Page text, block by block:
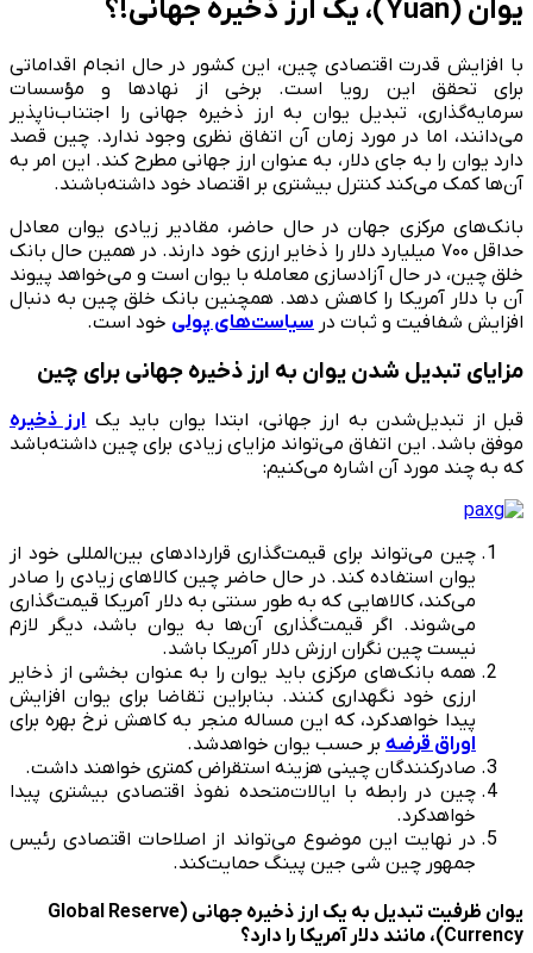
یوان (Yuan) ، یک ارز ذخیره جهانی!؟
با افزایش قدرت اقتصادی چین، این کشور در حال انجام اقداماتی
برای تحقق این رویا است. برخی از نهادها و مؤسسات
سرمایه‌گذاری، تبدیل یوان به ارز ذخیره جهانی را اجتناب‌ناپذیر
می‌دانند، اما در مورد زمان آن اتفاق نظری وجود ندارد. چین قصد
دارد یوان را به جای دلار، به عنوان ارز جهانی مطرح کند. این امر به
آن‌ها کمک می‌کند کنترل بیشتری بر اقتصاد خود داشته‌باشند.
بانک‌های مرکزی جهان در حال حاضر، مقادیر زیادی یوان معادل
حداقل ۷۰۰ میلیارد دلار را ذخایر ارزی خود دارند. در همین حال بانک
خلق چین، در حال آزادسازی معامله با یوان است و می‌خواهد پیوند
آن با دلار آمریکا را کاهش دهد. همچنین بانک خلق چین به دنبال
افزایش شفافیت و ثبات در سیاست‌های پولی خود است.
مزایای تبدیل شدن یوان به ارز ذخیره جهانی برای چین
قبل از تبدیل‌شدن به ارز جهانی، ابتدا یوان باید یک ارز ذخیره
موفق باشد. این اتفاق می‌تواند مزایای زیادی برای چین داشته‌باشد
که به چند مورد آن اشاره می‌کنیم:
چین می‌تواند برای قیمت‌گذاری قراردادهای بین‌المللی خود از
یوان استفاده کند. در حال حاضر چین کالاهای زیادی را صادر
می‌کند، کالاهایی که به طور سنتی به دلار آمریکا قیمت‌گذاری
می‌شوند. اگر قیمت‌گذاری آن‌ها به یوان باشد، دیگر لازم
نیست چین نگران ارزش دلار آمریکا باشد.
همه بانک‌های مرکزی باید یوان را به عنوان بخشی از ذخایر
ارزی خود نگهداری کنند. بنابراین تقاضا برای یوان افزایش
پیدا خواهدکرد، که این مساله منجر به کاهش نرخ بهره برای
اوراق قرضه بر حسب یوان خواهدشد.
صادرکنندگان چینی هزینه استقراض کمتری خواهند داشت.
چین در رابطه با ایالات‌متحده نفوذ اقتصادی بیشتری پیدا
خواهدکرد.
در نهایت این موضوع می‌تواند از اصلاحات اقتصادی رئیس
جمهور چین شی جین پینگ حمایت‌کند.
یوان ظرفیت تبدیل به یک ارز ذخیره جهانی (Global Reserve
Currency)، مانند دلار آمریکا را دارد؟